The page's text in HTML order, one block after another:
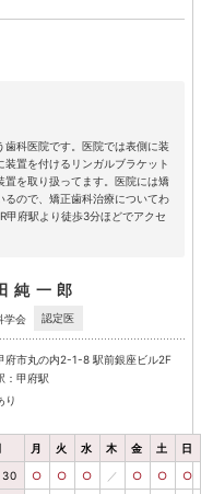
科医院です。医院では表側に装
置を付けるリンガルブラケット
を取り扱ってます。医院には矯
ので、矯正歯科治療についてわ
甲府駅より徒歩3分ほどでアクセ
純一郎
学会 認定医
府市丸の内2-1-8 駅前銀座ビル2F
：甲府駅
り
月 火 水 木 金 土 日
○ ○ ○ ／ ○ ○ ○